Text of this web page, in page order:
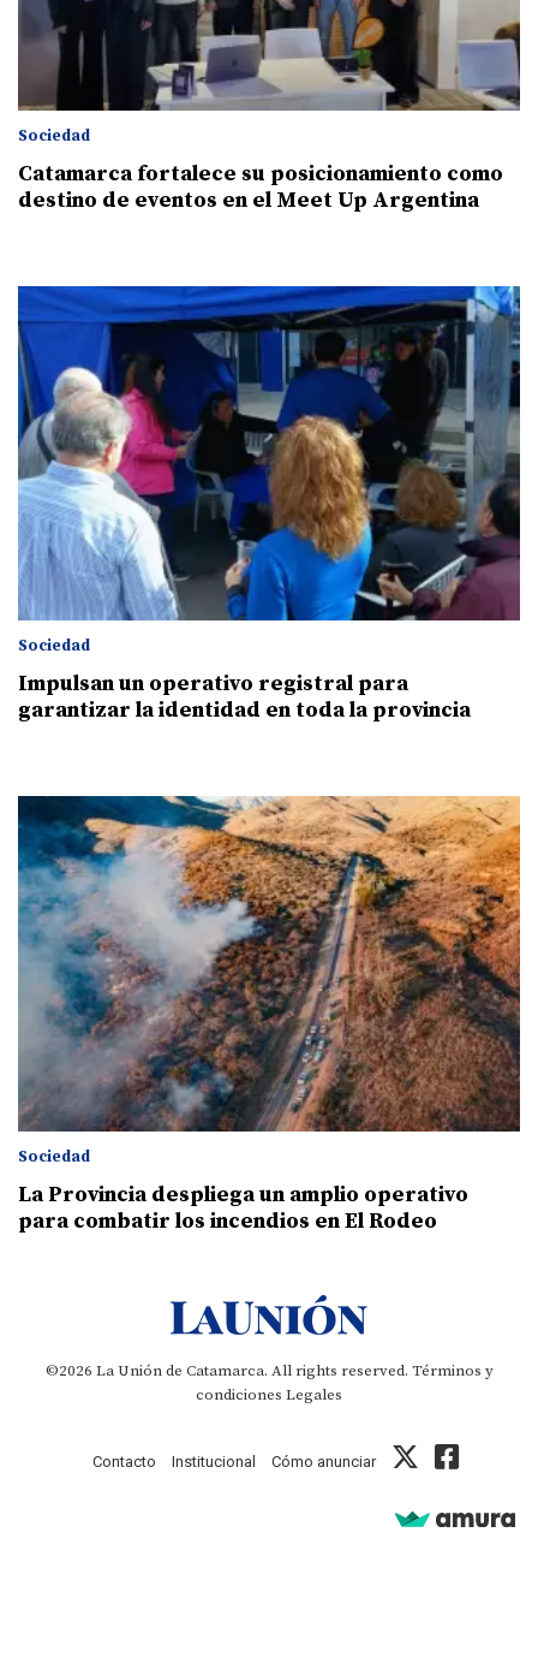
Sociedad
Catamarca fortalece su posicionamiento como
destino de eventos en el Meet Up Argentina
Sociedad
Impulsan un operativo registral para
garantizar la identidad en toda la provincia
Sociedad
La Provincia despliega un amplio operativo
para combatir los incendios en El Rodeo
©2026 La Unión de Catamarca. All rights reserved. Términos y
condiciones Legales
Contacto Institucional Cómo anunciar